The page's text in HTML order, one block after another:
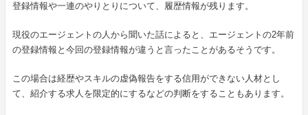
登録情報や一連のやりとりについて、履歴情報が残ります。
現役のエージェントの人から聞いた話によると、エージェントの2年前
の登録情報と今回の登録情報が違うと言ったことがあるそうです。
この場合は経歴やスキルの虚偽報告をする信用ができない人材とし
て、紹介する求人を限定的にするなどの判断をすることもあります。